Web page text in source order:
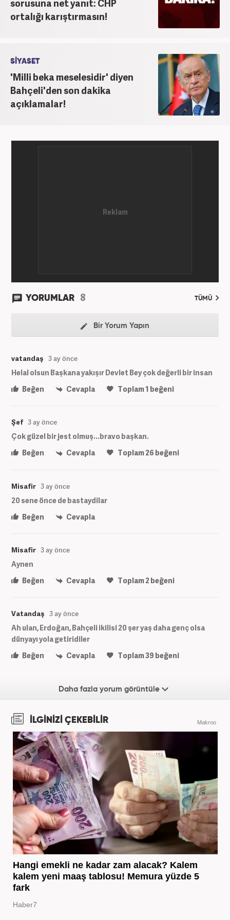
sorusuna net yanıt: CHP
ortalığı karıştırmasın!
SİYASET
'Milli beka meselesidir' diyen
Bahçeli'den son dakika
açıklamalar!
YORUMLAR 8 TÜMÜ
Bir Yorum Yapın
vatandaş 3 ay önce
Helal olsun Başkana yakışır Devlet Bey çok değerli bir insan
Beğen
Cevapla Toplam1 beğeni
Şef 3 ay önce
Çok güzel bir jest olmuş...bravo başkan.
Beğen
Cevapla Toplam26 beğeni
Misafir 3 ay önce
20 sene önce de bastaydilar
Beğen
Cevapla
Misafir 3 ay önce
Aynen
Beğen
Cevapla Toplam2beğeni
Vatandaş 3 ay önce
Ah ulan, Erdoğan, Bahçeli ikilisi 20 şer yaş daha genç olsa
dünyayı yola getiridiler
Beğen
Cevapla Toplam39 beğeni
Daha fazla yorum görüntüle
İLGİNİZİ ÇEKEBİLİR Makroo
Hangi emekli ne kadar zam alacak? Kalem
kalem yeni maaş tablosu! Memura yüzde 5
fark
Haber7